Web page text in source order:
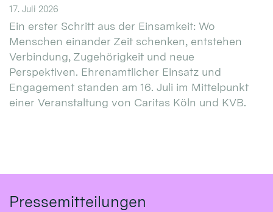
17. Juli 2026
Ein erster Schritt aus der Einsamkeit: Wo
Menschen einander Zeit schenken, entstehen
Verbindung, Zugehörigkeit und neue
Perspektiven. Ehrenamtlicher Einsatz und
Engagement standen am 16. Juli im Mittelpunkt
einer Veranstaltung von Caritas Köln und KVB.
Pressemitteilungen